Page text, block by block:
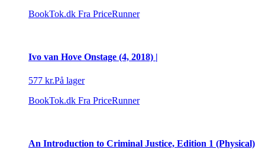
BookTok.dk Fra PriceRunner
Ivo van Hove Onstage (4, 2018) |
577 kr.På lager
BookTok.dk Fra PriceRunner
An Introduction to Criminal Justice, Edition 1 (Physical)